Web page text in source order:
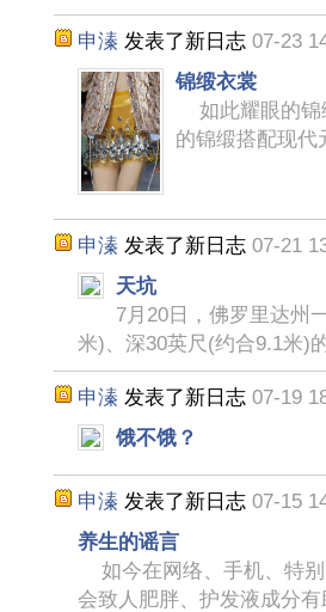
申溱 发表了新日志 07-23
锦缎衣裳
如此耀眼的锦
的锦缎搭配现
申溱 发表了新日志 07-21
天坑
7月20日，佛罗里达州
米)、深30英尺(约合9.1米)
申溱 发表了新日志 07-19
饿不饿？
申溱 发表了新日志 07-15
养生的谣言
如今在网络、手机、特
会致人肥胖、护发液成分